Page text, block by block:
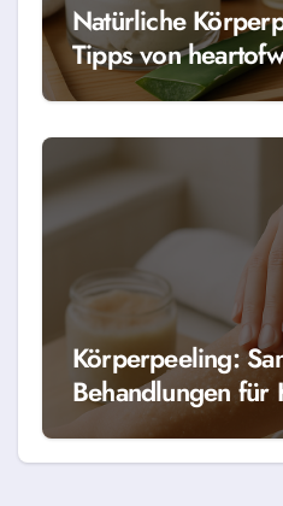
Natürliche
Tipps von
Körperpeeling:
Behandlungen für
HeartOfWander